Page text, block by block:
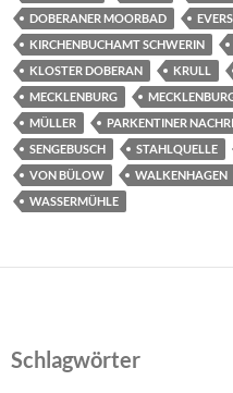
DOBERANER MOORBAD
EVERS
KIRCHENBUCHAMT SCHWERIN
KLOSTER DOBERAN
KRULL
MECKLENBURG
MÜLLER
PARKENTINER
SENGEBUSCH
STAHLQUELLE
VON BÜLOW
WALKENHAGEN
WASSERMÜHLE
Schlagwörter